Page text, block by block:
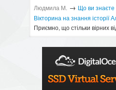
Людмила М. → Що ви
Вікторина на знання історії
Приємно, що стільки вірних